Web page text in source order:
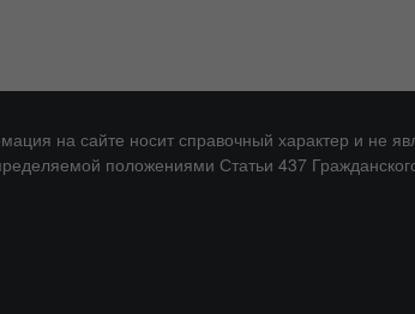
на сайте носит справочный характер и не
положениями Статьи 437